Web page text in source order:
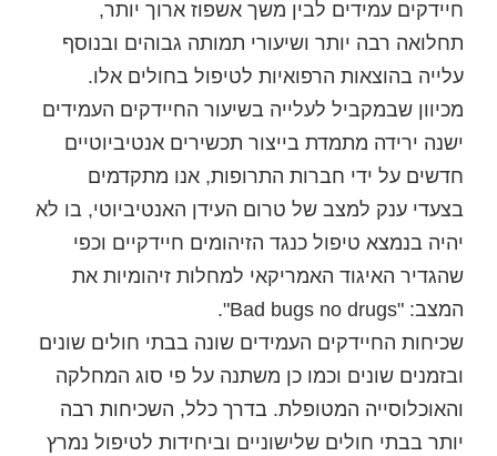
חיידקים עמידים לבין משך אשפוז ארוך יותר,
תחלואה רבה יותר ושיעורי תמותה גבוהים ובנוסף
עלייה בהוצאות הרפואיות לטיפול בחולים אלו.
מכיוון שבמקביל לעלייה בשיעור החיידקים העמידים
ישנה ירידה מתמדת בייצור תכשירים אנטיביוטיים
חדשים על ידי חברות התרופות, אנו מתקדמים
בצעדי ענק למצב של טרום העידן האנטיביוטי, בו לא
יהיה בנמצא טיפול כנגד הזיהומים חיידקיים וכפי
שהגדיר האיגוד האמריקאי למחלות זיהומיות את
המצב: "Bad bugs no drugs".
שכיחות החיידקים העמידים שונה בבתי חולים שונים
ובזמנים שונים וכמו כן משתנה על פי סוג המחלקה
והאוכלוסייה המטופלת. בדרך כלל, השכיחות רבה
יותר בבתי חולים שלישוניים וביחידות לטיפול נמרץ